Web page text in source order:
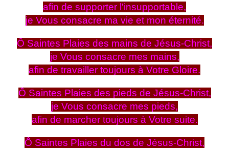
afin de supporter l'insupportable,
je Vous consacre ma vie et mon éternité.
Ô Saintes Plaies des mains de Jésus-Christ,
je Vous consacre mes mains,
afin de travailler toujours à Votre Gloire.
Ô Saintes Plaies des pieds de Jésus-Christ,
je Vous consacre mes pieds,
afin de marcher toujours à Votre suite.
Ô Saintes Plaies du dos de Jésus-Christ,